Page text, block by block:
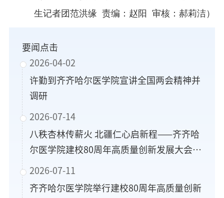
生记者团范洪缘 责编：赵阳 审核：郝莉洁）
要闻点击
2026-04-02
许勤到齐齐哈尔医学院宣讲全国两会精神并
调研
2026-07-14
八秩杏林传薪火 北疆仁心启新程——齐齐哈
尔医学院建校80周年高质量创新发展大会系
列活动侧记
2026-07-11
齐齐哈尔医学院举行建校80周年高质量创新